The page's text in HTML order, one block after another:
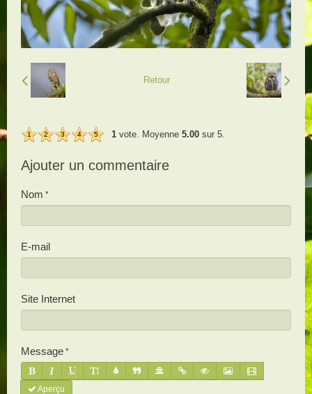
Retour
1 2 3 4 5 1 vote. Moyenne 5.00 sur 5.
Ajouter un commentaire
Nom
E-mail
Site Internet
Message
Aperçu